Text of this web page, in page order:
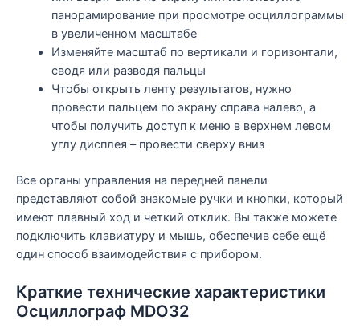
панорамирование при просмотре осциллограммы
в увеличенном масштабе
Изменяйте масштаб по вертикали и горизонтали,
сводя или разводя пальцы
Чтобы открыть ленту результатов, нужно
провести пальцем по экрану справа налево, а
чтобы получить доступ к меню в верхнем левом
углу дисплея – провести сверху вниз
Все органы управления на передней панели
представляют собой знакомые ручки и кнопки, который
имеют плавный ход и четкий отклик. Вы также можете
подключить клавиатуру и мышь, обеспечив себе ещё
один способ взаимодействия с прибором.
Краткие технические характеристики
Осциллограф MDO32